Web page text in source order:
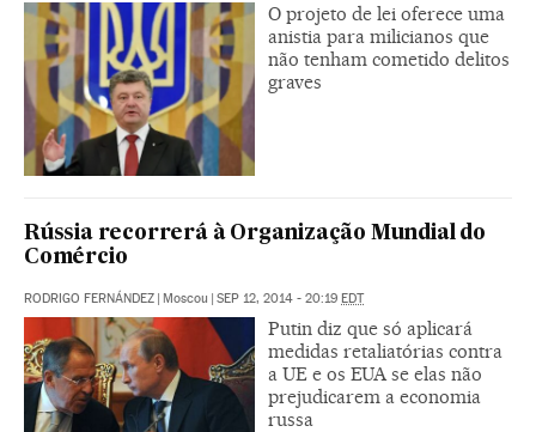
O projeto de lei oferece uma
anistia para milicianos que
não tenham cometido delitos
graves
Rússia recorrerá à Organização Mundial do
Comércio
RODRIGO FERNÁNDEZ | Moscou | SEP 12, 2014 - 20:19 EDT
Putin diz que só aplicará
medidas retaliatórias contra
a UE e os EUA se elas não
prejudicarem a economia
russa